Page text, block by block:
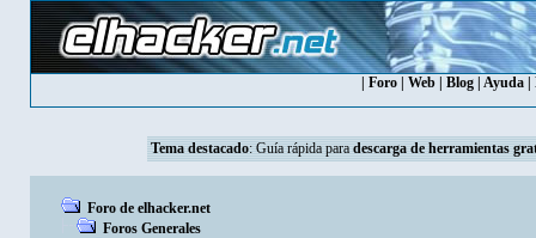
Foro| Web| Blog| Ayuda|
Tema destacado: Guía rápida para descarga de herramientas
Foro de elhacker.net
Foros Generales